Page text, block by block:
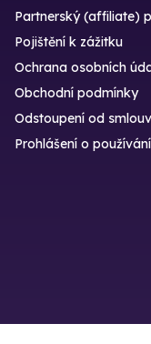
Partnerský (affiliate)
Pojištění k zážitku
Ochrana osobních
Obchodní podmínky
Odstoupení od
Prohlášení o